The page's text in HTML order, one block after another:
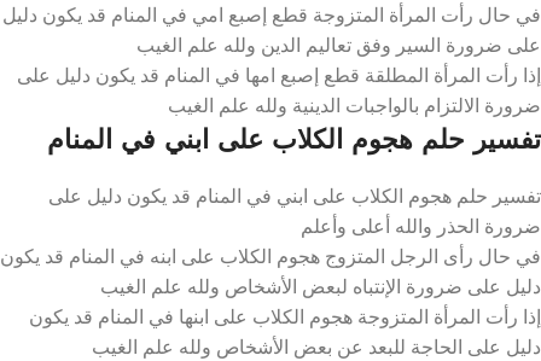
في حال رأت المرأة المتزوجة قطع إصبع امي في المنام قد يكون دليل
على ضرورة السير وفق تعاليم الدين ولله علم الغيب
إذا رأت المرأة المطلقة قطع إصبع امها في المنام قد يكون دليل على
ضرورة الالتزام بالواجبات الدينية ولله علم الغيب
تفسير حلم هجوم الكلاب على ابني في المنام
تفسير حلم هجوم الكلاب على ابني في المنام قد يكون دليل على
ضرورة الحذر والله أعلى وأعلم
في حال رأى الرجل المتزوج هجوم الكلاب على ابنه في المنام قد يكون
دليل على ضرورة الإنتباه لبعض الأشخاص ولله علم الغيب
إذا رأت المرأة المتزوجة هجوم الكلاب على ابنها في المنام قد يكون
دليل على الحاجة للبعد عن بعض الأشخاص ولله علم الغيب